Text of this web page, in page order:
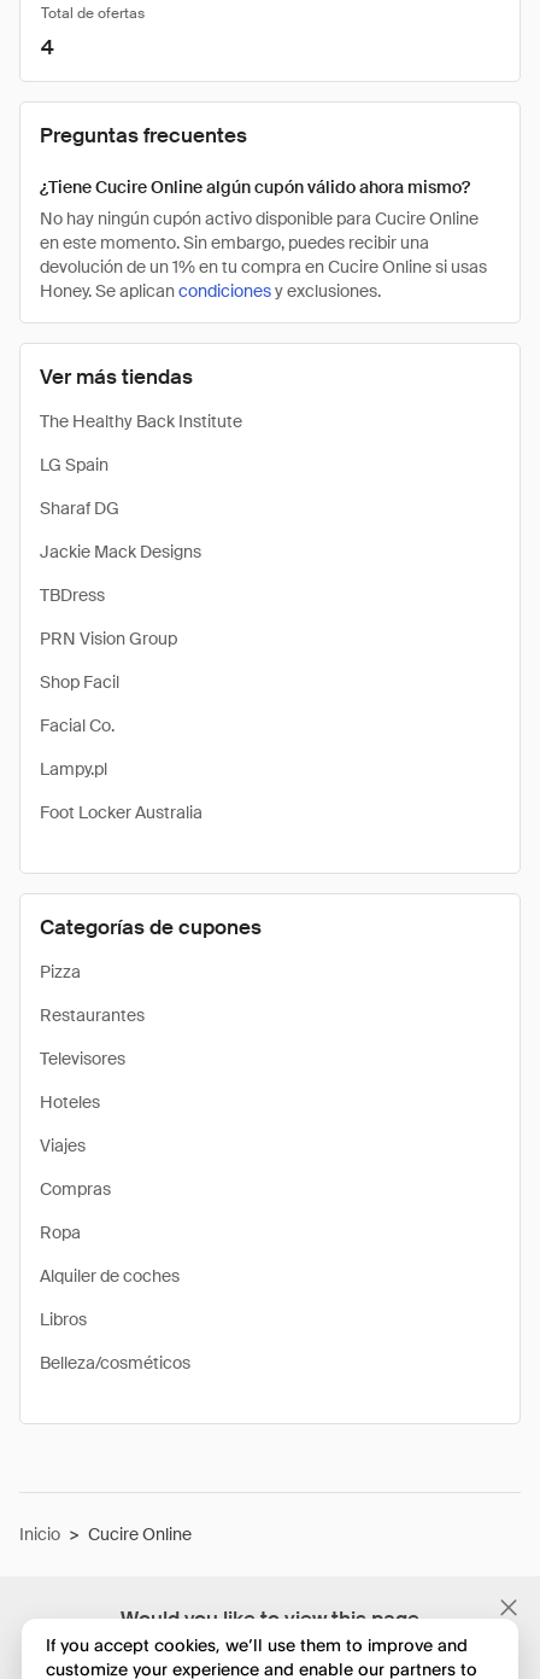
Would you like to view this page
in English?
Ver más tiendas
The Healthy Back Institute
LG Spain
Sharaf DG
Jackie Mack Designs
TBDress
PRN Vision Group
Shop Facil
Facial Co.
Lampy.pl
Foot Locker Australia
Categorías de cupones
Pizza
Restaurantes
Televisores
Hoteles
Viajes
Compras
Ropa
Alquiler de coches
Libros
Belleza/cosméticos
Total de ofertas
4
Preguntas frecuentes
¿Tiene Cucire Online algún cupón válido ahora mismo?
No hay ningún cupón activo disponible para Cucire Online
en este momento. Sin embargo, puedes recibir una
devolución de un 1% en tu compra en Cucire Online si usas
Honey. Se aplicancondicionesy exclusiones.
Inicio > Cucire Online
If you accept cookies, we’ll use them to improve and
customize your experience and enable our partners to